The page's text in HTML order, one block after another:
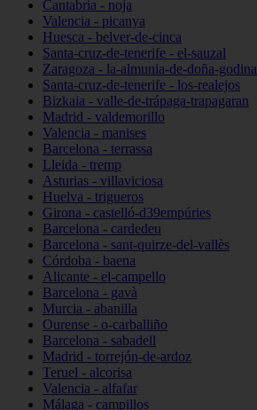
Cantabria - noja
Valencia - picanya
Huesca - belver-de-cinca
Santa-cruz-de-tenerife - el-sauzal
Zaragoza - la-almunia-de-doña-godina
Santa-cruz-de-tenerife - los-realejos
Bizkaia - valle-de-trápaga-trapagaran
Madrid - valdemorillo
Valencia - manises
Barcelona - terrassa
Lleida - tremp
Asturias - villaviciosa
Huelva - trigueros
Girona - castelló-d39empúries
Barcelona - cardedeu
Barcelona - sant-quirze-del-vallès
Córdoba - baena
Alicante - el-campello
Barcelona - gavà
Murcia - abanilla
Ourense - o-carballiño
Barcelona - sabadell
Madrid - torrejón-de-ardoz
Teruel - alcorisa
Valencia - alfafar
Málaga - campillos